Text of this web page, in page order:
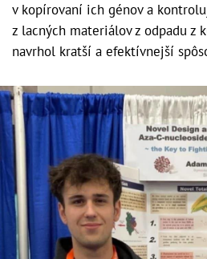
v kopírovaní ich génov a
z lacných materiálov z odpadu z
navrhol kratší a efektívnejší